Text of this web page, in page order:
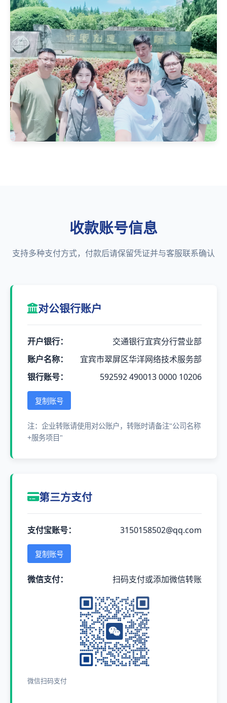
收款账号信息
支持多种支付方式，付款后请保留凭证并与客服联系确认
对公银行账户
开户银行：
交通银行宜宾分行营业部
账户名称：
宜宾市翠屏区华洋网络技术服务部
银行账号：
592592 490013 0000 10206
复制账号
注：企业转账请使用对公账户，转账时请备注"公司名称
+服务项目"
第三方支付
支付宝账号： 3150158502@qq.com
复制账号
微信支付： 扫码支付或添加微信转账
微信扫码支付